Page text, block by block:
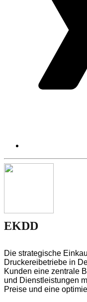
EKDD
Die strategische
Druckereibetriebe in
Kunden eine zentrale
und Dienstleistungen
Preise und eine